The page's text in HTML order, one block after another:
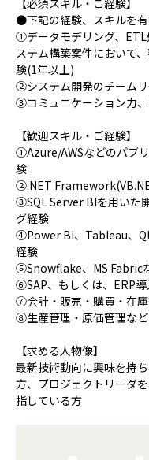
●下記の経験、スキルを
①データモデリング、ETL
ステム構築案件において
験(1年以上)
②システム開発のチーム
③コミュニケーション力
【歓迎スキル・ご経験】
①Azure/AWSなどのパブ
験
②.NET
③SQL Server BIを用いた
グ経験
④Power BI、Tableau、
経験
⑤Snowflake、MS Fabric
⑥SAP、もしくは、ERP
⑦会計・販売・購買・在
⑧生産管理・原価管理な
【求める人物像】
最新技術動向に興味を持
方、プロジェクトリーダ
指している方